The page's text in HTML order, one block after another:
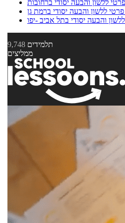
ללשון והבעה יסודי ברחובות
ללשון והבעה יסודי ברמת גן
והבעה יסודי בתל אביב -יפו
9,748 תלמידים
ממליצים